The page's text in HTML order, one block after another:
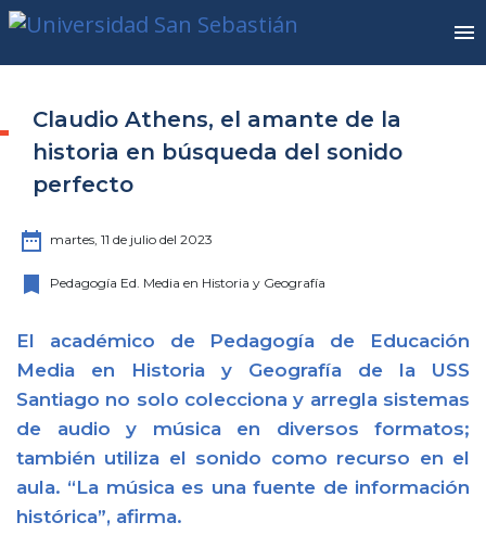
Claudio Athens, el amante de la
historia en búsqueda del sonido
perfecto
date_range martes, 11 de julio del 2023
bookmark Pedagogía Ed. Media en Historia y Geografía
El académico de Pedagogía de Educación
Media en Historia y Geografía de la USS
Santiago no solo colecciona y arregla sistemas
de audio y música en diversos formatos;
también utiliza el sonido como recurso en el
aula. “La música es una fuente de información
histórica”, afirma.